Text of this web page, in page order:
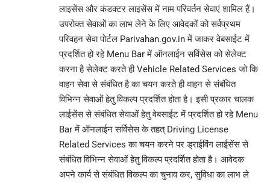
लाइसेंस और कंडक्टर लाइसेंस में नाम परिवर्तन सेवाएं शामिल हैं।
उपरोक्त सेवाओं का लाभ लेने के लिए आवेदकों को सर्वप्रथम
परिवहन सेवा पोर्टल Parivahan.gov.in में जाकर वेबसाईट में
प्रदर्शित हो रहे Menu Bar में ऑनलाईन सर्विसेस को सेलेक्ट
करना है सेलेक्ट करते ही Vehicle Related Services जो कि
वाहन सेवा से संबंधित है का चयन करते ही वाहन से संबंधित
विभिन्न सेवाओं हेतु विकल्प प्रदर्शित होता है। इसी प्रकार चालक
लाईसेंस से संबंधित सेवाओं हेतु वेबसाईट में प्रदर्शित हो रहे Menu
Bar में ऑनलाईन सर्विसेस के तहत् Driving License
Related Services का चयन करने पर ड्राईविंग लाईसेंस से
संबंधित विभिन्न सेवाओं हेतु विकल्प प्रदर्शित होता है। आवेदक
अपने कार्य से संबंधित विकल्प का चुनाव कर, सुविधा का लाभ ले